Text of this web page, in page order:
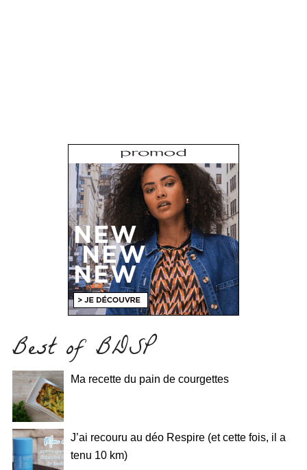
Best of BDSP
Ma recette du pain de courgettes
J’ai recouru au déo Respire (et cette fois, il a
tenu 10 km)